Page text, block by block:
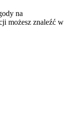
na
możesz znaleźć w